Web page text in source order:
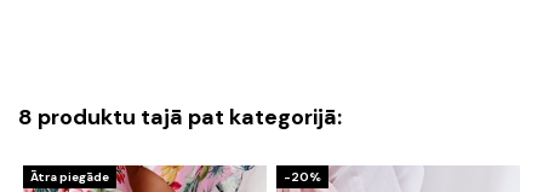
8 produktu tajā pat kategorijā:
Ātra piegāde -20%